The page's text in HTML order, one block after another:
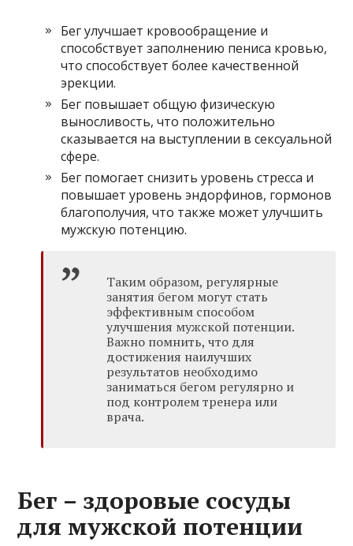
Бег улучшает кровообращение и
способствует заполнению пениса кровью,
что способствует более качественной
эрекции.
Бег повышает общую физическую
выносливость, что положительно
сказывается на выступлении в сексуальной
сфере.
Бег помогает снизить уровень стресса и
повышает уровень эндорфинов, гормонов
благополучия, что также может улучшить
мужскую потенцию.
Таким образом, регулярные
занятия бегом могут стать
эффективным способом
улучшения мужской потенции.
Важно помнить, что для
достижения наилучших
результатов необходимо
заниматься бегом регулярно и
под контролем тренера или
врача.
Бег – здоровые сосуды
для мужской потенции